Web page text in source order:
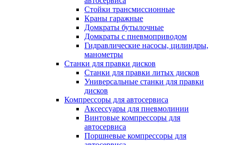
Стойки трансмиссионные
Краны гаражные
Домкраты бутылочные
Домкраты с пневмоприводом
Гидравлические насосы, цилиндры,
манометры
Станки для правки дисков
Станки для правки литых дисков
Универсальные станки для правки
дисков
Компрессоры для автосервиса
Аксессуары для пневмолинии
Винтовые компрессоры для
автосервиса
Поршневые компрессоры для